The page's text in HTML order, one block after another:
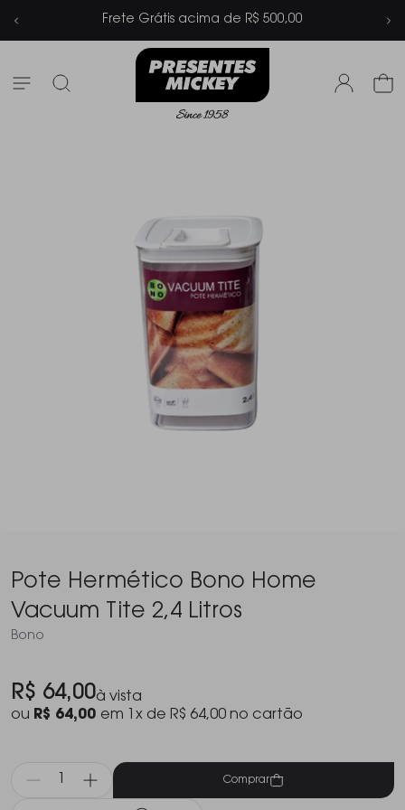
R$ 500,00 Parcelamento em até
Pote Hermético Bono Home
Vacuum Tite 2,4 Litros
Bono
R$ 64,00à vista
ou R$ 64,00 em 1x de R$ 64,00 no cartão
Comprar